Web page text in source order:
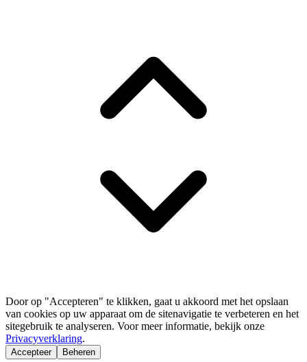
Door op "Accepteren" te klikken, gaat u akkoord met het opslaan
van cookies op uw apparaat om de sitenavigatie te verbeteren en het
sitegebruik te analyseren. Voor meer informatie, bekijk onze
Privacyverklaring.
Accepteer Beheren